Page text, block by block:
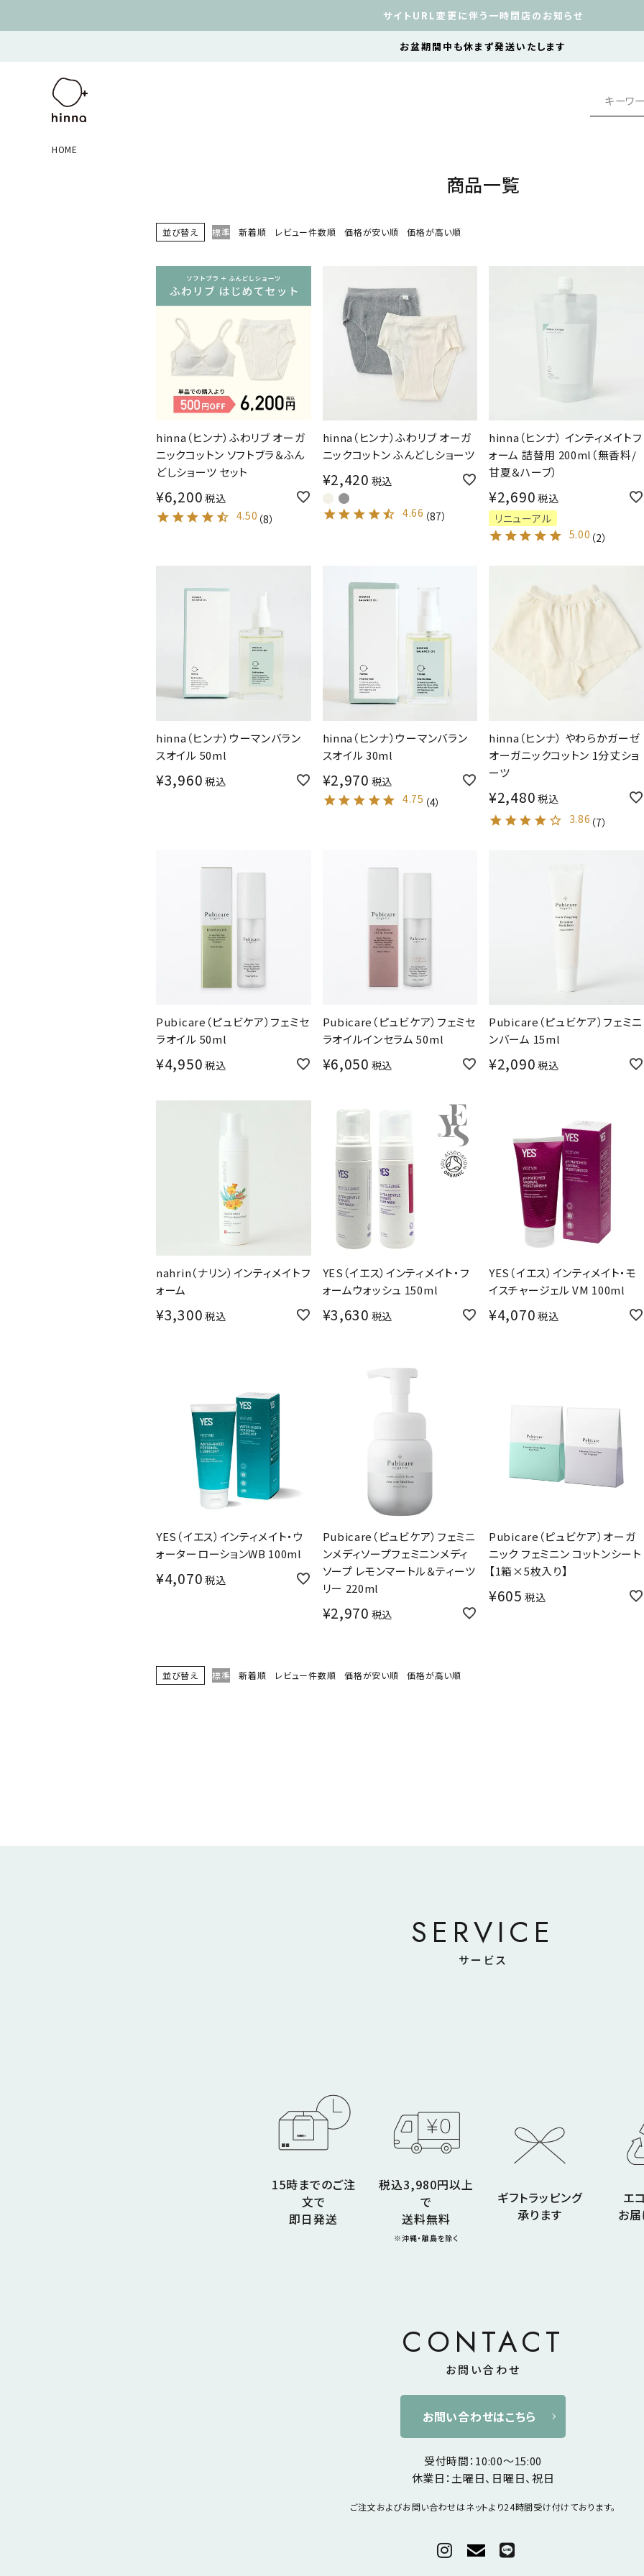
サイトURL変更に伴う一時閉店のお知らせ
お盆期間中も休まず発送いたします
HOME
商品一覧
価格
在庫なし商品を表示しない
並び替え 標準 新着順 レビュー件数順 価格が安い順 価格が高い順
hinna（ヒンナ）ふわリブ オーガ
ニックコットン ソフトブラ＆ふん
どしショーツ セット
¥6,200 税込
4.50 （8）
hinna（ヒンナ）ふわリブ オーガ
ニックコットン ふんどしショーツ
¥2,420 税込
4.66 （87）
hinna（ヒンナ） インティメイトフ
ォーム 詰替用 200ml（無香料/
甘夏＆ハーブ）
¥2,690 税込
リニューアル
5.00 （2）
hinna（ヒンナ）ウーマンバラン
スオイル 50ml
¥3,960 税込
hinna（ヒンナ）ウーマンバラン
スオイル 30ml
¥2,970 税込
4.75 （4）
hinna（ヒンナ） やわらかガーゼ
オーガニックコットン 1分丈ショ
ーツ
¥2,480 税込
3.86 （7）
Pubicare（ピュビケア）フェミセ
ラオイル 50ml
¥4,950 税込
Pubicare（ピュビケア）フェミセ
ラオイルインセラム 50ml
¥6,050 税込
Pubicare（ピュビケア）フェミニ
ンバーム 15ml
¥2,090 税込
nahrin（ナリン）インティメイトフ
ォーム
¥3,300 税込
YES（イエス）インティメイト・フ
ォームウォッシュ 150ml
¥3,630 税込
YES（イエス）インティメイト・モ
イスチャージェル VM 100ml
¥4,070 税込
YES（イエス）インティメイト・ウ
ォーターローションWB 100ml
¥4,070 税込
Pubicare（ピュビケア）フェミニ
ンメディソープフェミニンメディ
ソープ レモンマートル＆ティーツ
リー 220ml
¥2,970 税込
Pubicare（ピュビケア）オーガ
ニック フェミニン コットンシート
【1箱×5枚入り】
¥605 税込
並び替え 標準 新着順 レビュー件数順 価格が安い順 価格が高い順
SERVICE
サービス
15時までのご注
文で
即日発送
税込3,980円以上
で
送料無料
※沖縄・離島を除く
ギフトラッピング
承ります
エ
お
CONTACT
お問い合わせ
お問い合わせはこちら
受付時間：10:00～15:00
休業日：土曜日、日曜日、祝日
ご注文およびお問い合わせはネットより24時間受け付けております。